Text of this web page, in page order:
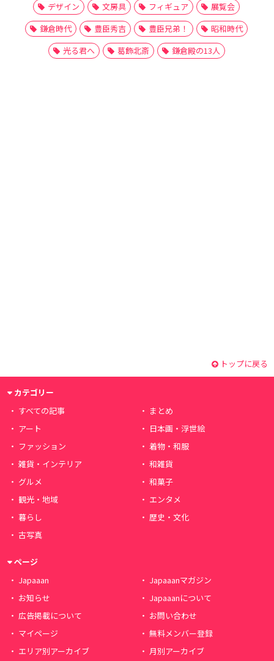
デザイン
文房具 フィギュア
展覧会
鎌倉時代
豊臣秀吉 豊臣兄弟！
昭和時代
光る君へ
葛飾北斎 鎌倉殿の13人
トップに戻る
カテゴリー
すべての記事
まとめ
アート
日本画・浮世絵
ファッション
着物・和服
雑貨・インテリア
和雑貨
グルメ
和菓子
観光・地域
エンタメ
暮らし
歴史・文化
古写真
ページ
Japaaan
Japaaanマガジン
お知らせ
Japaaanについて
広告掲載について
お問い合わせ
マイページ
無料メンバー登録
エリア別アーカイブ
月別アーカイブ